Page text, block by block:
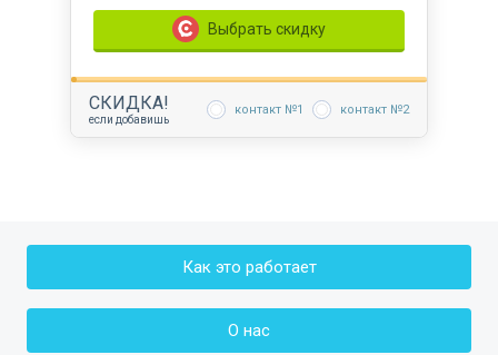
Выбрать скидку
СКИДКА!
если добавишь
контакт №1 контакт №2
Как это работает
О нас